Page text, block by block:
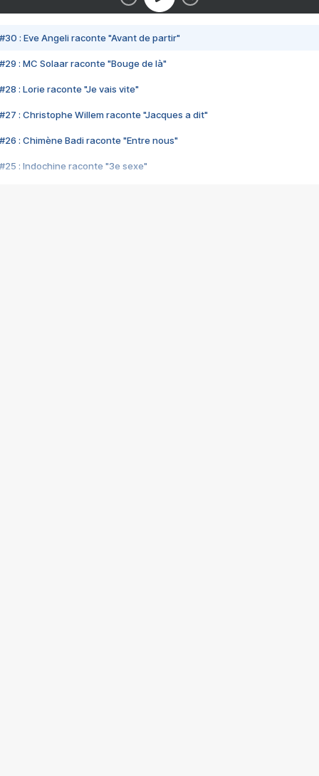
#30 : Eve Angeli raconte "Avant de partir"
#29 : MC Solaar raconte "Bouge de là"
#28 : Lorie raconte "Je vais vite"
#27 : Christophe Willem raconte "Jacques a dit"
#26 : Chimène Badi raconte "Entre nous"
#25 : Indochine raconte "3e sexe"